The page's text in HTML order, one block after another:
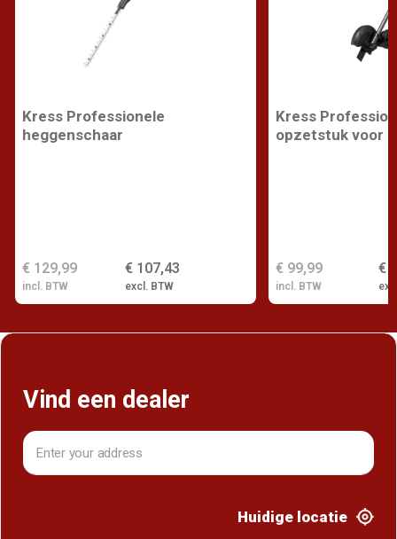
Kress Professionele
heggenschaar
€ 107,43
excl. BTW
€ 129,99
incl. BTW
Kress
opzetstuk voor
€
€ 99,99
incl. BTW
Vind een dealer
Huidige locatie